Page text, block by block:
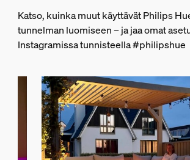
Kestävyys
Nimelliskäyttöikä
Ympäristöystävällisyys
Käytönaikainen ilmankosteus
5 % < H << 95 % (ei tiivistymistä)
Käyttölämpötila
Katso, kuinka muut käyttävät Philips
tunnelman luomiseen – ja jaa omat
Instagramissa tunnisteella #philipshue